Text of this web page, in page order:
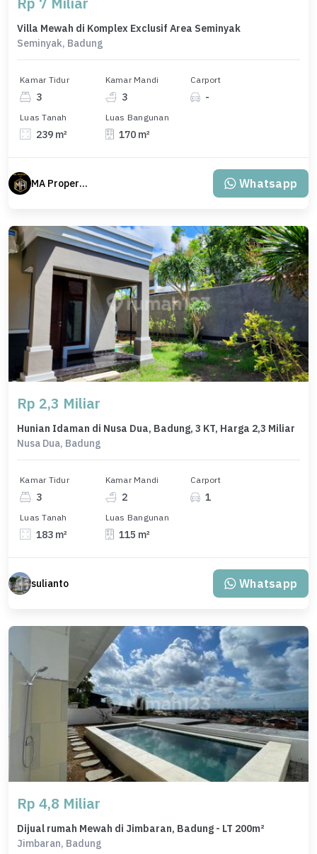
Villa Mewah di Komplex Exclusif Area Seminyak
Seminyak, Badung
Kamar Tidur
3
Kamar Mandi
3
Carport
-
Luas Tanah
239 m²
Luas Bangunan
170 m²
MA Properti Agent Whatsapp
Rp 2,3 Miliar
Hunian Idaman di Nusa Dua, Badung, 3 KT, Harga 2,3 Miliar
Nusa Dua, Badung
Kamar Tidur
3
Kamar Mandi
2
Carport
1
Luas Tanah
183 m²
Luas Bangunan
115 m²
sulianto Whatsapp
Rp 4,8 Miliar
Dijual rumah Mewah di Jimbaran, Badung - LT 200m²
Jimbaran, Badung